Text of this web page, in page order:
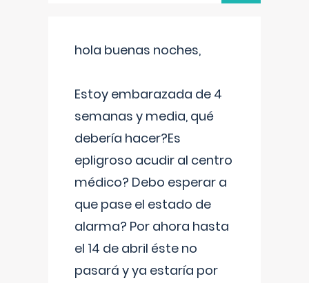
hola buenas noches,
Estoy embarazada de 4
semanas y media, qué
debería hacer?Es
epligroso acudir al centro
médico? Debo esperar a
que pase el estado de
alarma? Por ahora hasta
el 14 de abril éste no
pasará y ya estaría por